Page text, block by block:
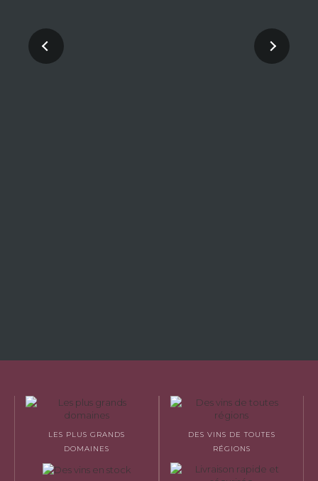
LES PLUS GRANDS
DOMAINES
DES VINS DE TOUTES
RÉGIONS